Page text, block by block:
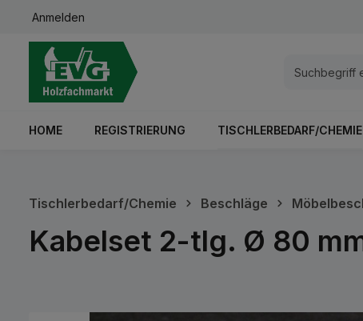
Zur Hauptnavigation springen
Anmelden
HOME REGISTRIERUNG TISCHLERBEDARF/CHEMIE
Tischlerbedarf/Chemie Beschläge
Kabelset 2-tlg. Ø 80